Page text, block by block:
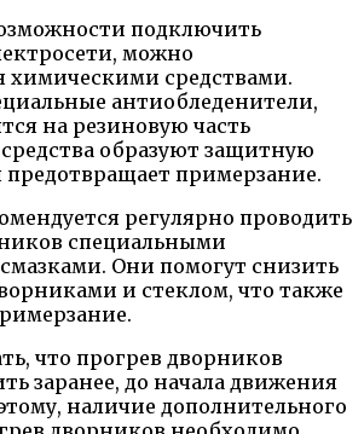
подключить
можно
химическими средствами.
антиобледенители,
на резиновую часть
образуют защитную
предотвращает примерзание.
регулярно проводить
специальными
Они помогут снизить
и стеклом, что также
что прогрев дворников
заранее, до начала движения
наличие дополнительного